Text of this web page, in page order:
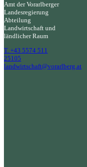
Amt der Vorarlberger
Landesregierung
Abteilung
Landwirtschaft und
ländlicher Raum
T. +43 5574 511
25105
landwirtschaft@vorarlberg.at